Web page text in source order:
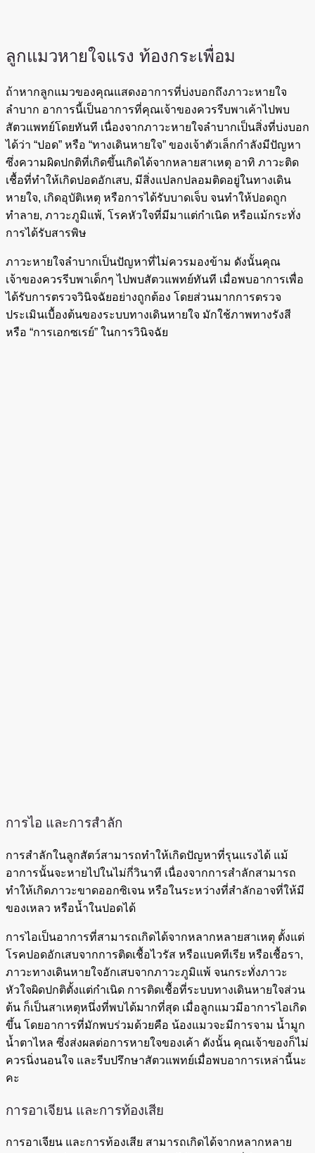
ลูกแมวหายใจแรง ท้องกระเพื่อม
ถ้าหากลูกแมวของคุณแสดงอาการที่บ่งบอกถึงภาวะหายใจ
ลำบาก อาการนี้เป็นอาการที่คุณเจ้าของควรรีบพาเค้าไปพบ
สัตวแพทย์โดยทันที เนื่องจากภาวะหายใจลำบากเป็นสิ่งที่บ่งบอก
ได้ว่า “ปอด” หรือ “ทางเดินหายใจ” ของเจ้าตัวเล็กกำลังมีปัญหา
ซึ่งความผิดปกติที่เกิดขึ้นเกิดได้จากหลายสาเหตุ อาทิ ภาวะติด
เชื้อที่ทำให้เกิดปอดอักเสบ, มีสิ่งแปลกปลอมติดอยู่ในทางเดิน
หายใจ, เกิดอุบัติเหตุ หรือการได้รับบาดเจ็บ จนทำให้ปอดถูก
ทำลาย, ภาวะภูมิแพ้, โรคหัวใจที่มีมาแต่กำเนิด หรือแม้กระทั่ง
การได้รับสารพิษ
ภาวะหายใจลำบากเป็นปัญหาที่ไม่ควรมองข้าม ดังนั้นคุณ
เจ้าของควรรีบพาเด็กๆ ไปพบสัตวแพทย์ทันที เมื่อพบอาการเพื่อ
ได้รับการตรวจวินิจฉัยอย่างถูกต้อง โดยส่วนมากการตรวจ
ประเมินเบื้องต้นของระบบทางเดินหายใจ มักใช้ภาพทางรังสี
หรือ “การเอกซเรย์” ในการวินิจฉัย
การไอ และการสำลัก
การสำลักในลูกสัตว์สามารถทำให้เกิดปัญหาที่รุนแรงได้ แม้
อาการนั้นจะหายไปในไม่กี่วินาที เนื่องจากการสำลักสามารถ
ทำให้เกิดภาวะขาดออกซิเจน หรือในระหว่างที่สำลักอาจที่ให้มี
ของเหลว หรือน้ำในปอดได้
การไอเป็นอาการที่สามารถเกิดได้จากหลากหลายสาเหตุ ตั้งแต่
โรคปอดอักเสบจากการติดเชื้อไวรัส หรือแบคทีเรีย หรือเชื้อรา,
ภาวะทางเดินหายใจอักเสบจากภาวะภูมิแพ้ จนกระทั่งภาวะ
หัวใจผิดปกติตั้งแต่กำเนิด การติดเชื้อที่ระบบทางเดินหายใจส่วน
ต้น ก็เป็นสาเหตุหนึ่งที่พบได้มากที่สุด เมื่อลูกแมวมีอาการไอเกิด
ขึ้น โดยอาการที่มักพบร่วมด้วยคือ น้องแมวจะมีการจาม น้ำมูก
น้ำตาไหล ซึ่งส่งผลต่อการหายใจของเค้า ดังนั้น คุณเจ้าของก็ไม่
ควรนิ่งนอนใจ และรีบปรึกษาสัตวแพทย์เมื่อพบอาการเหล่านี้นะ
คะ
การอาเจียน และการท้องเสีย
การอาเจียน และการท้องเสีย สามารถเกิดได้จากหลากหลาย